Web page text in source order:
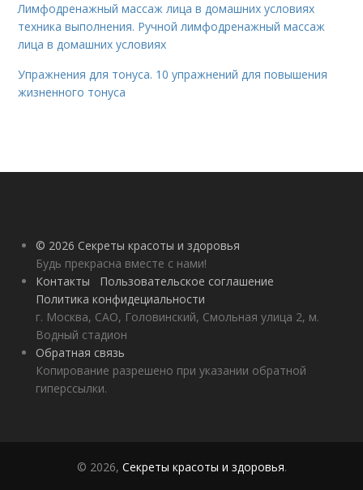
Лимфодренажный массаж лица в домашних условиях
техника выполнения. Ручной лимфодренажный массаж
лица в домашних условиях
Упражнения для тонуса. 10 упражнений для повышения
жизненного тонуса
© 2026 Секреты красоты и здоровья
Будь прекрасна вместе с нами!
Контакты
Пользовательское соглашение
Политика конфидециальности
г. Москва, САО, Головинский, Смольная улица 2, м.
Водный стадион
Обратная связь
Копирование разрешено при указании обратной
гиперссылки.
© 2026, Секреты красоты и здоровья.